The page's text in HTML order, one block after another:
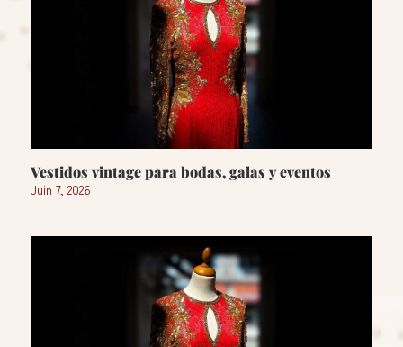
Vestidos vintage para bodas, galas y eventos
Juin 7, 2026